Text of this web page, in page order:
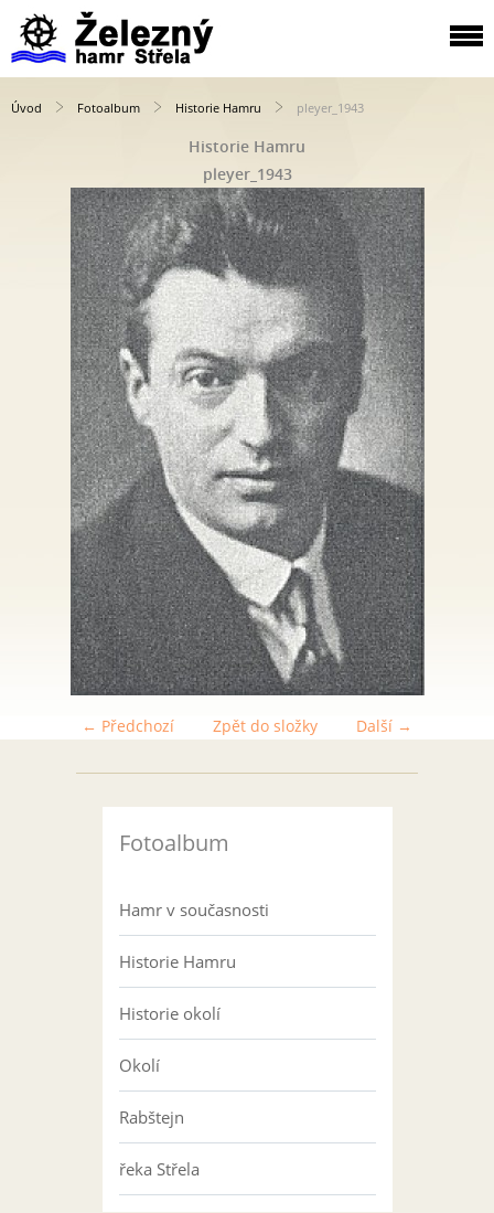
Úvod Fotoalbum Historie Hamru pleyer_1943
Historie Hamru
pleyer_1943
← Předchozí Další →
Zpět do složky
Fotoalbum
Hamr v současnosti
Historie Hamru
Historie okolí
Okolí
Rabštejn
řeka Střela